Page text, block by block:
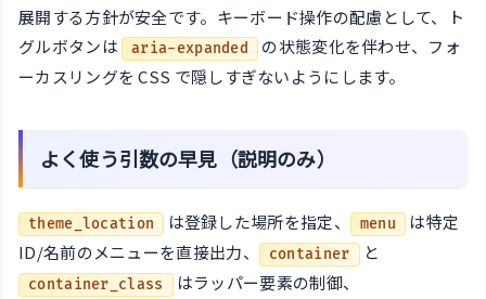
展開する方針が安全です。キーボード操作の配慮として、ト
グルボタンは aria-expanded
の状態変化を伴わせ、フォ
ーカスリングを CSS で隠しすぎないようにします。
よく使う引数の早見（説明のみ）
theme_location は登録した場所を指定、 menu
は特定
ID/名前のメニューを直接出力、
container と
container_class はラッパー要素の制御、